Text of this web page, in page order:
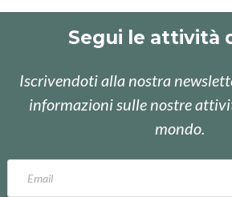
Segui le attività
Iscrivendoti alla nostra
informazioni sulle nostre
mondo.